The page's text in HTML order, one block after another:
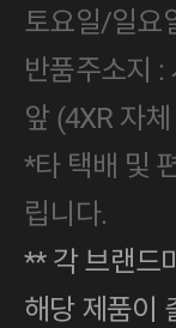
토요일/일요
반품주소지 :
앞 (4XR 자
*타 택배 및
립니다.
** 각 브랜드
해당 제품이